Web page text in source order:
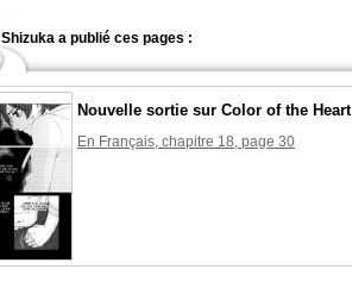
Shizuka a publié ces pages :
Nouvelle sortie sur Color of the Heart
En Français, chapitre 18, page 30